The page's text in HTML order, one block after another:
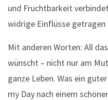
und Fruchtbarkeit
widrige Einflüsse getragen
Mit anderen Worten: All
wünscht – nicht nur am
ganze Leben. Was ein
my Day nach einem